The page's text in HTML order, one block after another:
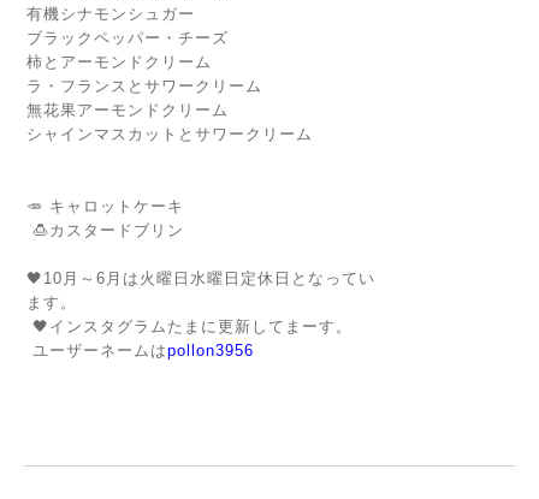
有機シナモンシュガー
ブラックペッパー・チーズ
柿とアーモンドクリーム
ラ・フランスとサワークリーム
無花果アーモンドクリーム
シャインマスカットとサワークリーム
🥕 キャロットケーキ
🍮カスタードブリン
🖤10月～6月は火曜日水曜日定休日となってい
ます。
🖤インスタグラムたまに更新してまーす。
ユーザーネームはpollon3956